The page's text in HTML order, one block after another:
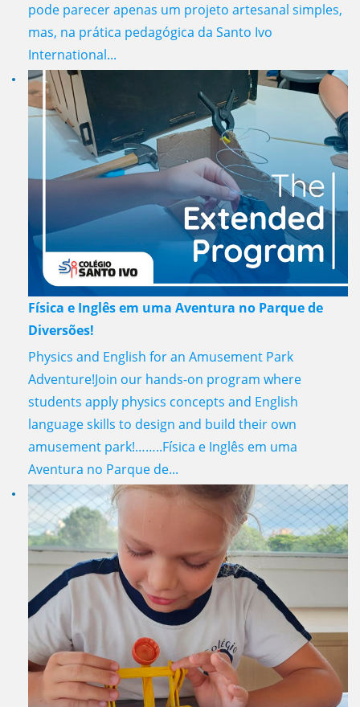
pode parecer apenas um projeto artesanal simples,
mas, na prática pedagógica da Santo Ivo
International...
Física e Inglês em uma Aventura no Parque de
Diversões!
Physics and English for an Amusement Park
Adventure!Join our hands-on program where
students apply physics concepts and English
language skills to design and build their own
amusement park!……..Física e Inglês em uma
Aventura no Parque de...